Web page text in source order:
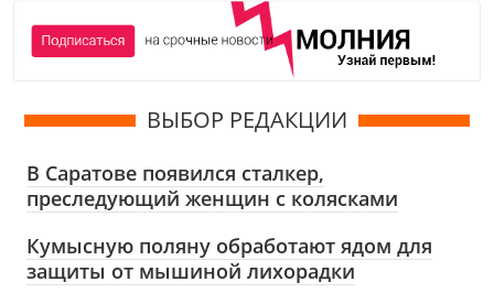
ВЫБОР РЕДАКЦИИ
В Саратове появился сталкер,
преследующий женщин с колясками
Кумысную поляну обработают ядом для
защиты от мышиной лихорадки